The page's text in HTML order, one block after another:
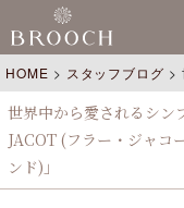
HOME > スタッフブログ >
世界中から愛されるシン
JACOT (フラー・ジャ
ンド)」